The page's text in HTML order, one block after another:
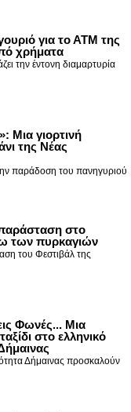
για το ΑΤΜ της
χρήματα
την έντονη διαμαρτυρία
Μια γιορτινή
της Νέας
παράδοση του πανηγυριού
στο
των πυρκαγιών
του Φεστιβάλ της
Φωνές... Μια
στο ελληνικό
Δήμαινας προσκαλούν